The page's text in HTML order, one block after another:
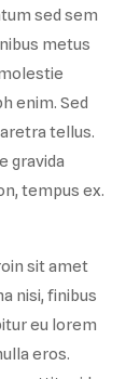
sed sem
metus
enim. Sed
tellus.
gravida
tempus ex.
sit amet
nisi, finibus
eu lorem
eros.